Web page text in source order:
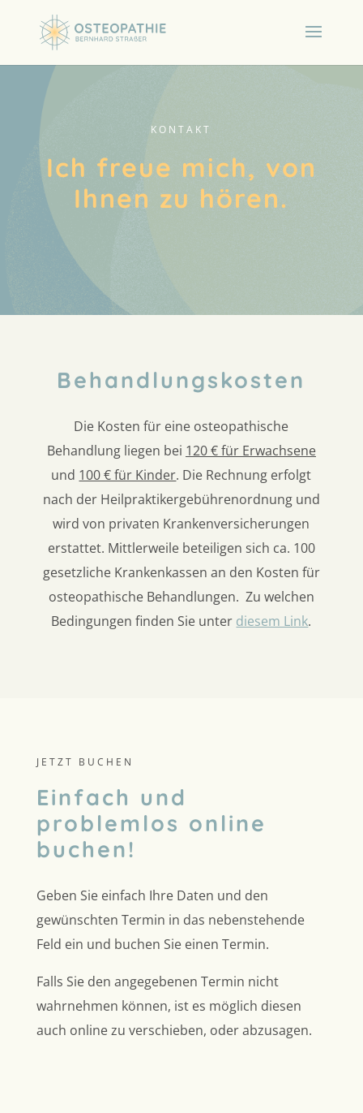
KONTAKT
Ich freue mich, von
Ihnen zu hören.
Behandlungskosten
Die Kosten für eine osteopathische
Behandlung liegen bei 120 € für Erwachsene
und 100 € für Kinder. Die Rechnung erfolgt
nach der Heilpraktikergebührenordnung und
wird von privaten Krankenversicherungen
erstattet. Mittlerweile beteiligen sich ca. 100
gesetzliche Krankenkassen an den Kosten für
osteopathische Behandlungen. Zu welchen
Bedingungen finden Sie unter diesem Link.
JETZT BUCHEN
Einfach und
problemlos online
buchen!
Geben Sie einfach Ihre Daten und den
gewünschten Termin in das nebenstehende
Feld ein und buchen Sie einen Termin.
Falls Sie den angegebenen Termin nicht
wahrnehmen können, ist es möglich diesen
auch online zu verschieben, oder abzusagen.